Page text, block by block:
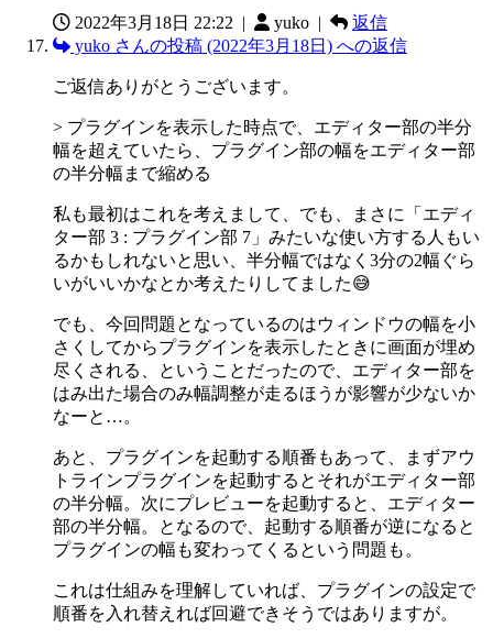
2022年3月18日 22:22 | yuko |
返信
yuko さんの投稿 (2022年3月18日) への返信
ご返信ありがとうございます。
> プラグインを表示した時点で、エディター部の半分
幅を超えていたら、プラグイン部の幅をエディター部
の半分幅まで縮める
私も最初はこれを考えまして、でも、まさに「エディ
ター部 3 : プラグイン部 7」みたいな使い方する人もい
るかもしれないと思い、半分幅ではなく3分の2幅ぐら
いがいいかなとか考えたりしてました😅
でも、今回問題となっているのはウィンドウの幅を小
さくしてからプラグインを表示したときに画面が埋め
尽くされる、ということだったので、エディター部を
はみ出た場合のみ幅調整が走るほうが影響が少ないか
なーと…。
あと、プラグインを起動する順番もあって、まずアウ
トラインプラグインを起動するとそれがエディター部
の半分幅。次にプレビューを起動すると、エディター
部の半分幅。となるので、起動する順番が逆になると
プラグインの幅も変わってくるという問題も。
これは仕組みを理解していれば、プラグインの設定で
順番を入れ替えれば回避できそうではありますが。